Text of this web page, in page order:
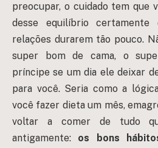
preocupar, o cuidado tem que
desse equilíbrio
relações durarem tão pouco.
super bom de cama, o
príncipe se um dia ele deixar
para você. Seria como a
você fazer dieta um mês,
voltar a comer de tudo
antigamente: os bons